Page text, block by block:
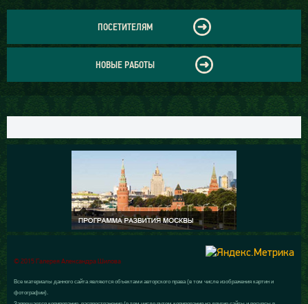
ПОСЕТИТЕЛЯМ
НОВЫЕ РАБОТЫ
© 2015 Галерея Александра Шилова
Все материалы данного сайта являются объектами авторского права (в том числе изображения картин и
фотографии).